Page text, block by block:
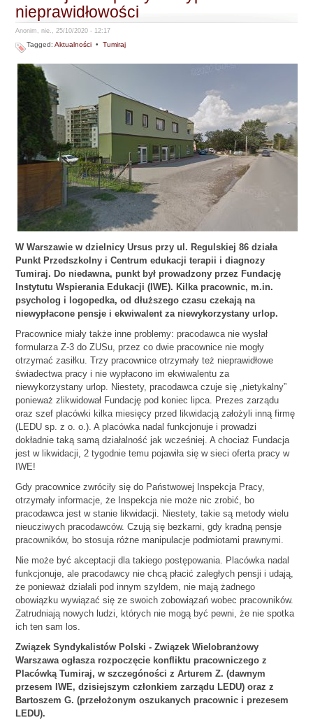
nieprawidłowości
Anonim, nie., 25/10/2020 - 12:17
Tagged:Aktualności •Tumiraj
W Warszawie w dzielnicy Ursus przy ul. Regulskiej 86 działa
Punkt Przedszkolny i Centrum edukacji terapii i diagnozy
Tumiraj. Do niedawna, punkt był prowadzony przez Fundację
Instytutu Wspierania Edukacji (IWE). Kilka pracownic, m.in.
psycholog i logopedka, od dłuższego czasu czekają na
niewypłacone pensje i ekwiwalent za niewykorzystany urlop.
Pracownice miały także inne problemy: pracodawca nie wysłał
formularza Z-3 do ZUSu, przez co dwie pracownice nie mogły
otrzymać zasiłku. Trzy pracownice otrzymały też nieprawidłowe
świadectwa pracy i nie wypłacono im ekwiwalentu za
niewykorzystany urlop. Niestety, pracodawca czuje się „nietykalny”
ponieważ zlikwidował Fundację pod koniec lipca. Prezes zarządu
oraz szef placówki kilka miesięcy przed likwidacją założyli inną firmę
(LEDU sp. z o. o.). A placówka nadal funkcjonuje i prowadzi
dokładnie taką samą działalność jak wcześniej. A chociaż Fundacja
jest w likwidacji, 2 tygodnie temu pojawiła się w sieci oferta pracy w
IWE!
Gdy pracownice zwróciły się do Państwowej Inspekcja Pracy,
otrzymały informacje, że Inspekcja nie może nic zrobić, bo
pracodawca jest w stanie likwidacji. Niestety, takie są metody wielu
nieucziwych pracodawców. Czują się bezkarni, gdy kradną pensje
pracowników, bo stosuja różne manipulacje podmiotami prawnymi.
Nie może być akceptacji dla takiego postępowania. Placówka nadal
funkcjonuje, ale pracodawcy nie chcą płacić zaległych pensji i udają,
że ponieważ działali pod innym szyldem, nie mają żadnego
obowiązku wywiązać się ze swoich zobowiązań wobec pracowników.
Zatrudniają nowych ludzi, których nie mogą być pewni, że nie spotka
ich ten sam los.
Związek Syndykalistów Polski - Związek Wielobranżowy
Warszawa ogłasza rozpoczęcie konfliktu pracowniczego z
Placówką Tumiraj, w szczegóności z Arturem Z. (dawnym
przesem IWE, dzisiejszym członkiem zarządu LEDU) oraz z
Bartoszem G. (przełożonym oszukanych pracownic i prezesem
LEDU).